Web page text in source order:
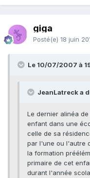
giga
Posté(e) 18 juin
Le 10/07/2007 à
JeanLatreck a
Le dernier alinéa
enfant dans une
celle de sa
par l'une ou l'autre
la formation
primaire de cet
durant l'année